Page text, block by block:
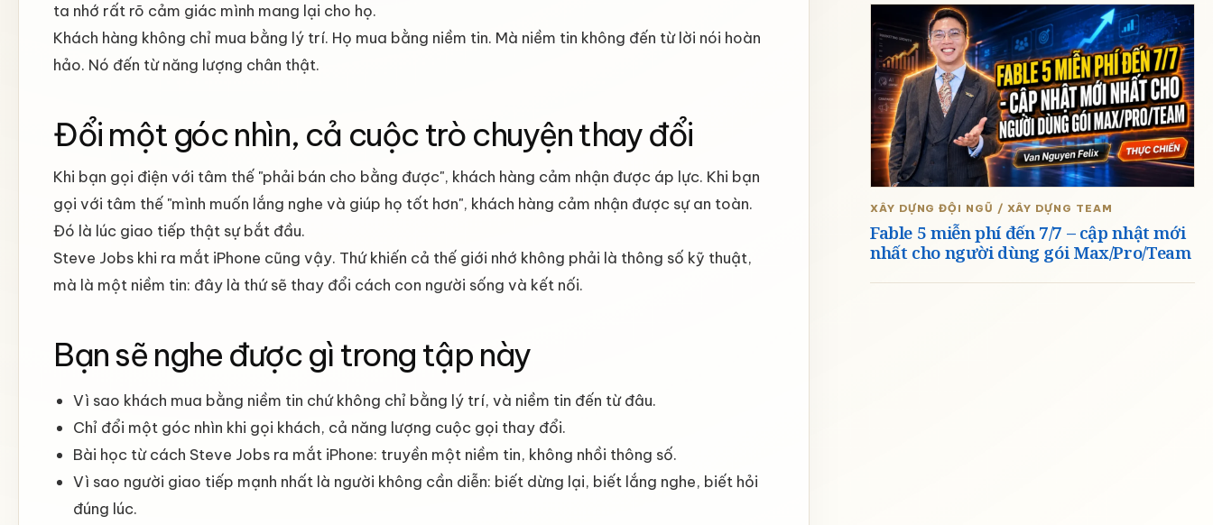
ta nhớ rất rõ cảm giác mình mang lại cho họ.
Khách hàng không chỉ mua bằng lý trí. Họ mua bằng niềm tin. Mà niềm tin không đến từ lời nói hoàn
hảo. Nó đến từ năng lượng chân thật.
Đổi một góc nhìn, cả cuộc trò chuyện thay đổi
Khi bạn gọi điện với tâm thế "phải bán cho bằng được", khách hàng cảm nhận được áp lực. Khi bạn
gọi với tâm thế "mình muốn lắng nghe và giúp họ tốt hơn", khách hàng cảm nhận được sự an toàn.
Đó là lúc giao tiếp thật sự bắt đầu.
Steve Jobs khi ra mắt iPhone cũng vậy. Thứ khiến cả thế giới nhớ không phải là thông số kỹ thuật,
mà là một niềm tin: đây là thứ sẽ thay đổi cách con người sống và kết nối.
Bạn sẽ nghe được gì trong tập này
Vì sao khách mua bằng niềm tin chứ không chỉ bằng lý trí, và niềm tin đến từ đâu.
Chỉ đổi một góc nhìn khi gọi khách, cả năng lượng cuộc gọi thay đổi.
Bài học từ cách Steve Jobs ra mắt iPhone: truyền một niềm tin, không nhồi thông số.
Vì sao người giao tiếp mạnh nhất là người không cần diễn: biết dừng lại, biết lắng nghe, biết hỏi
đúng lúc.
XÂY DỰNG ĐỘI NGŨ / XÂY DỰNG TEAM
Fable 5 miễn phí đến 7/7 – cập nhật mới
nhất cho người dùng gói Max/Pro/Team